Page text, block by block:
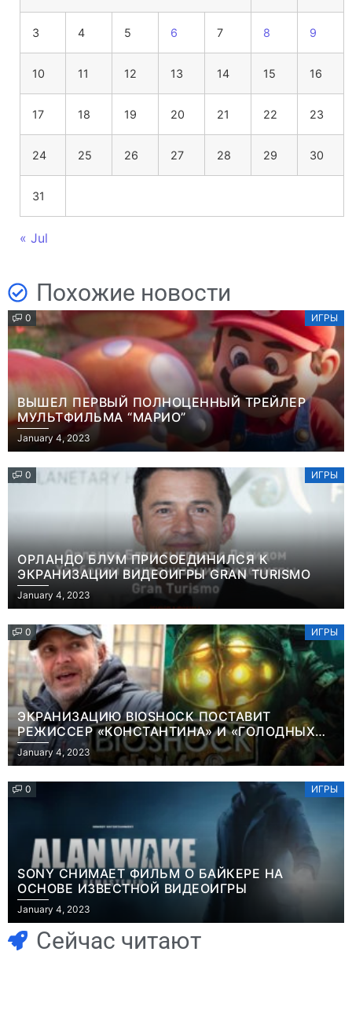
3 4 5 6 7 8 9
10 11 12 13 14 15 16
17 18 19 20 21 22 23
24 25 26 27 28 29 30
31
« Jul
Похожие новости
0 ИГРЫ
ВЫШЕЛ ПЕРВЫЙ ПОЛНОЦЕННЫЙ ТРЕЙЛЕР
МУЛЬТФИЛЬМА “МАРИО”
January 4, 2023
0 ИГРЫ
ОРЛАНДО БЛУМ ПРИСОЕДИНИЛСЯ К
ЭКРАНИЗАЦИИ ВИДЕОИГРЫ GRAN TURISMO
January 4, 2023
0 ИГРЫ
ЭКРАНИЗАЦИЮ BIOSHOCK ПОСТАВИТ
РЕЖИССЕР «КОНСТАНТИНА» И «ГОЛОДНЫХ
ИГР»
January 4, 2023
0 ИГРЫ
SONY СНИМАЕТ ФИЛЬМ О БАЙКЕРЕ НА
ОСНОВЕ ИЗВЕСТНОЙ ВИДЕОИГРЫ
January 4, 2023
Сейчас читают
Игры
В Rust теперь
Игры
Часть геймеров
считает, что мы